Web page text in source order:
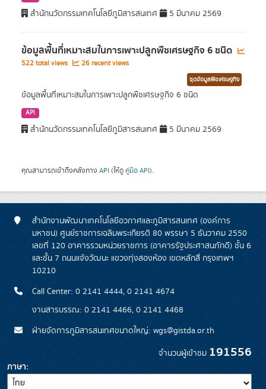
สำนักนวัตกรรมเทคโนโลยีภูมิสารสนเทศ 5 มีนาคม 2569
ข้อมูลพื้นที่เหมาะสมในการเพาะปลูกพืชเศรษฐกิจ 6 ชนิด
522 total views 26 recent views
ชุดข้อมูลพืชเศรษฐกิจ
ข้อมูลพื้นที่เหมาะสมในการเพาะปลูกพืชเศรษฐกิจ 6 ชนิด
API
สำนักนวัตกรรมเทคโนโลยีภูมิสารสนเทศ 5 มีนาคม 2569
คุณสามารถเข้าถึงคลังทาง API (ให้ดู คู่มือ API).
สำนักงานพัฒนาเทคโนโลยีอวกาศและภูมิสารสนเทศ (องค์การ
มหาชน) ศูนย์ราชการเฉลิมพระเกียรติ 80 พรรษา 5 ธันวาคม 2550
เลขที่ 120 อาคารรวมหน่วยราชการ (อาคารรัฐประศาสนภักดี) ชั้น 6
และชั้น 7 ถนนแจ้งวัฒนะ แขวงทุ่งสองห้อง เขตหลักสี่ กรุงเทพฯ
10210
Call Center: 0 2141 4444, 0 2141 4674
งานสารบรรณ: 0 2141 4466, 0 2141 4468
ฝ่ายจัดการภูมิสารสนเทศขนาดใหญ่: wgs@gistda.or.th
จำนวนผู้เข้าชม 191556
ภาษา